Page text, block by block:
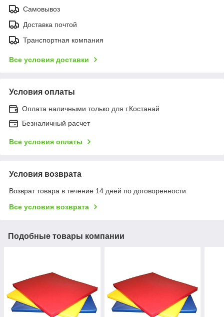
Самовывоз
Доставка почтой
Транспортная компания
Все условия доставки
Условия оплаты
Оплата наличными только для г.Костанай
Безналичный расчет
Все условия оплаты
Условия возврата
Возврат товара в течение 14 дней по договоренности
Все условия возврата
Подобные товары компании